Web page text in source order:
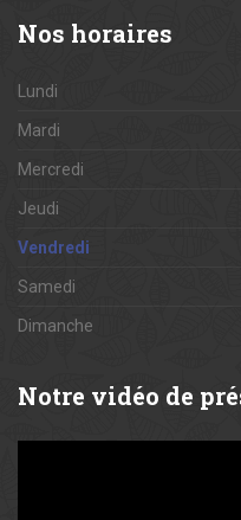
Nos horaires
Lundi
Mardi
Mercredi
Jeudi
Vendredi
Samedi
Dimanche
Notre vidéo de